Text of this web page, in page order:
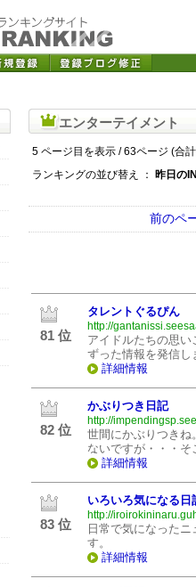
エンターテイメント
5 ページ目を表示 / 63ページ (合
ランキングの並び替え ： 昨日の
前のペ
81 位
タレントぐるぴん
http://
アイドルたちの思
ずった情報を発信し
詳細情報
82 位
かぶりつき日記
http://
世間にかぶりつきね
ないですが・・・
詳細情報
83 位
いろいろ気になる日
http://
日常で気になった
す。
詳細情報